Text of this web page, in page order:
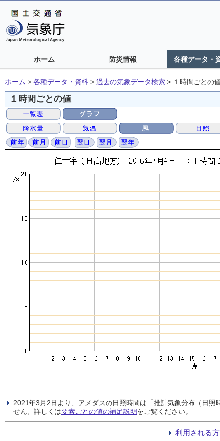
ホーム 防災情報 各種データ・
ホーム > 各種データ・資料 > 過去の気象データ検索 > １時間ごとの
１時間ごとの値
2021年3月2日より、アメダスの日照時間は「推計気象分布（日
せん。詳しくは要素ごとの値の補足説明をご覧ください。
利用される